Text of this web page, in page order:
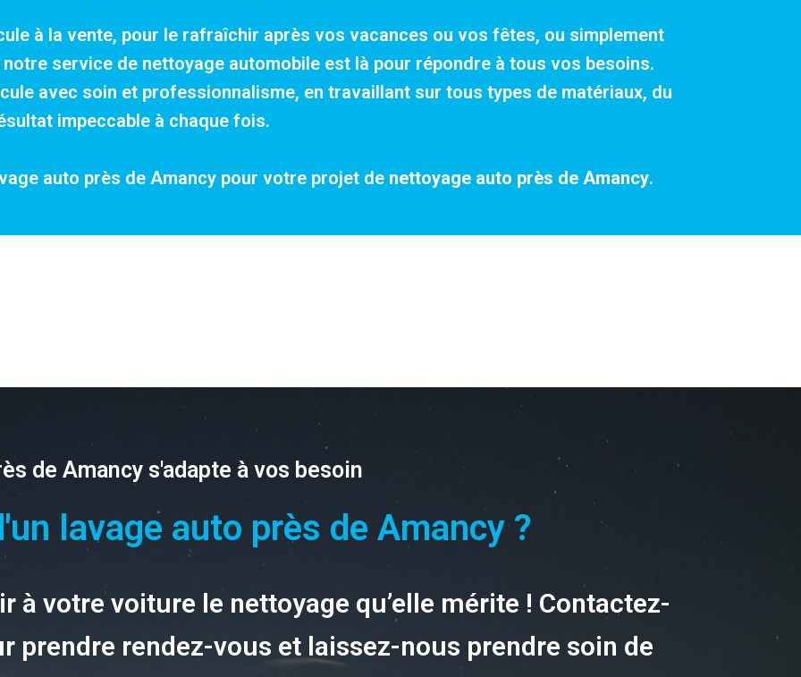
à la vente, pour le rafraîchir après vos vacances ou vos fêtes, ou simplement
service de nettoyage automobile est là pour répondre à tous vos besoins.
avec soin et professionnalisme, en travaillant sur tous types de matériaux, du
impeccable à chaque fois.
auto près de Amancy pour votre projet de nettoyage auto près de Amancy.
de Amancy s'adapte à vos besoin
lavage auto près de Amancy ?
à votre voiture le nettoyage qu’elle mérite ! Contactez-
prendre rendez-vous et laissez-nous prendre soin de